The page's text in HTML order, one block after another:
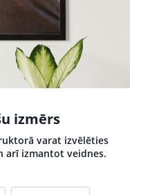
izmērs
varat izvēlēties
arī izmantot veidnes.